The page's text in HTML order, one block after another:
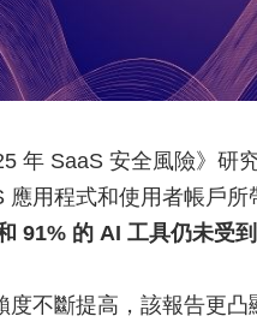
年 SaaS 安全風險》研
用程式和使用者帳戶所
91% 的 AI 工具仍未受
不斷提高，該報告更